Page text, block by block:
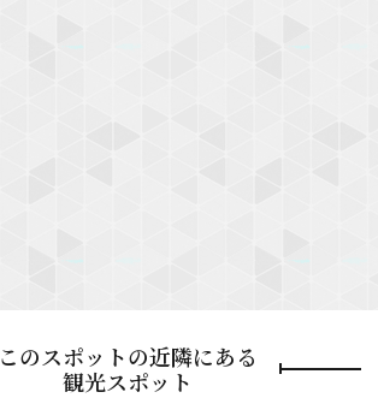
このスポットの近隣にある
観光スポット